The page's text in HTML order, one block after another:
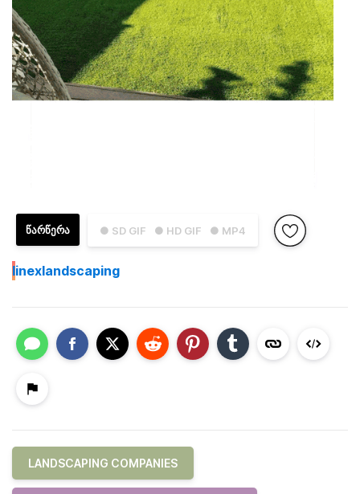
● SD GIF ● HD GIF ● MP4
ᲬᲐᲠᲬᲔᲠᲐ
Iinexlandscaping
LANDSCAPING COMPANIES